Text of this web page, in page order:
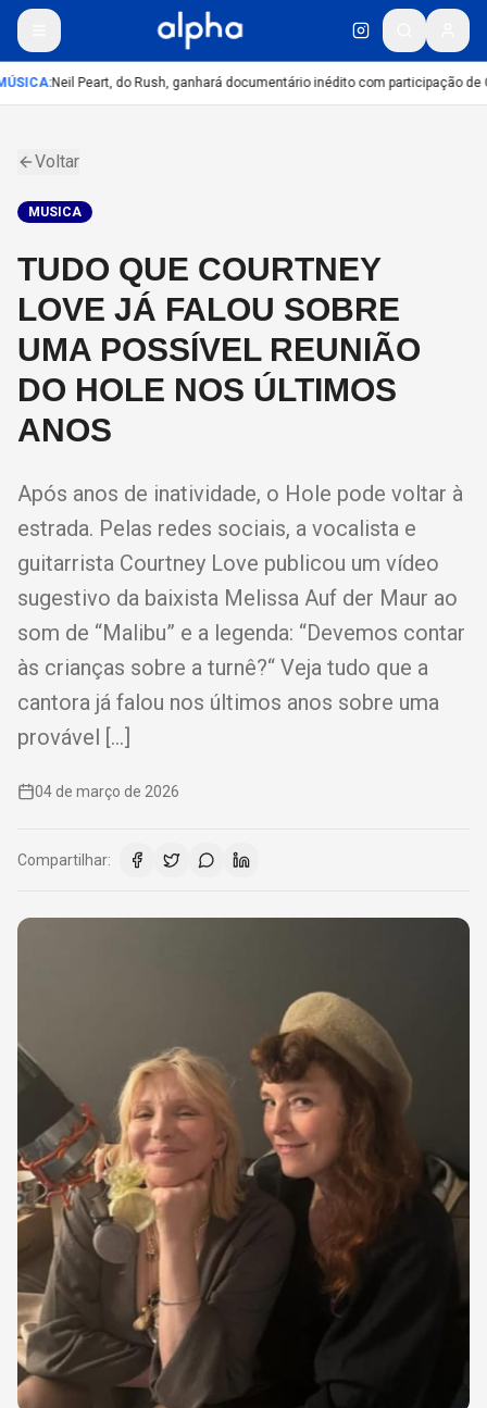
:Neil Peart, do Rush, ganhará documentário inédito com participação de
Voltar
MUSICA
TUDO QUE COURTNEY
LOVE JÁ FALOU SOBRE
UMA POSSÍVEL REUNIÃO
DO HOLE NOS ÚLTIMOS
ANOS
Após anos de inatividade, o Hole pode voltar à
estrada. Pelas redes sociais, a vocalista e
guitarrista Courtney Love publicou um vídeo
sugestivo da baixista Melissa Auf der Maur ao
som de “Malibu” e a legenda: “Devemos contar
às crianças sobre a turnê?“ Veja tudo que a
cantora já falou nos últimos anos sobre uma
provável […]
04 de março de 2026
Compartilhar: